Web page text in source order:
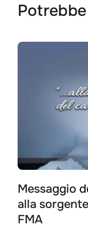
Messaggio
alla
FMA